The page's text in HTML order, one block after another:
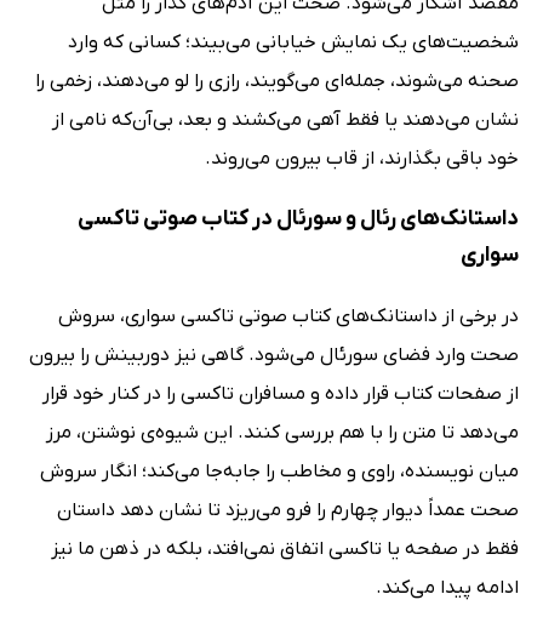
شخصیت‌های یک نمایش خیابانی می‌بیند؛ کسانی که وارد
صحنه می‌شوند، جمله‌ای می‌گویند، رازی را لو می‌دهند، زخمی را
نشان می‌دهند یا فقط آهی می‌کشند و بعد، بی‌آن‌که نامی از
خود باقی بگذارند، از قاب بیرون می‌روند.
داستانک‌های رئال و سورئال در کتاب صوتی تاکسی
سواری
در برخی از داستانک‌های کتاب صوتی تاکسی سواری، سروش
صحت وارد فضای سورئال می‌شود. گاهی نیز دوربینش را بیرون
از صفحات کتاب قرار داده و مسافران تاکسی را در کنار خود قرار
می‌دهد تا متن را با هم بررسی کنند. این شیوه‌ی نوشتن، مرز
میان نویسنده، راوی و مخاطب را جابه‌جا می‌کند؛ انگار سروش
صحت عمداً دیوار چهارم را فرو می‌ریزد تا نشان دهد داستان
فقط در صفحه یا تاکسی اتفاق نمی‌افتد، بلکه در ذهن ما نیز
ادامه پیدا می‌کند.